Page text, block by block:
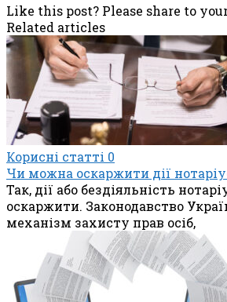
Like this post? Please share to
Related articles
Корисні статті 0
Чи можна оскаржити дії
Так, дії або бездіяльність
оскаржити. Законодавство
механізм захисту прав осіб,